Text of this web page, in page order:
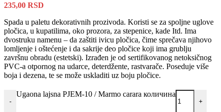
235,00 RSD
Spada u paletu dekorativnih prozivoda. Koristi se za spoljne uglove
pločica, u kupatilima, oko prozora, za stepenice, kade Itd. Ima
dvostruku namenu – da zaštiti ivicu pločica, čime sprečava njihovo
lomljenje i oštećenje i da sakrije deo pločice koji ima grublju
završnu obradu (estetski). Izrađen je od sertifikovanog netoksičnog
PVC-a otpornog na udarce, deterdžente, rastvarače. Poseduje više
boja i dezena, te se može uskladiti uz boju pločice.
-
Ugaona lajsna PJEM-10 / Marmo carara количина
+